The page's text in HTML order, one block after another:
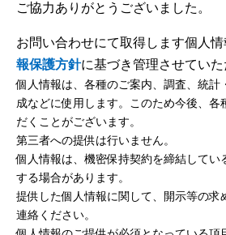
ご協力ありがとうございました。
お問い合わせにて取得します個人情
報保護方針に基づき管理させていた
個人情報は、各種のご案内、調査、統計
成などに使用します。このため今後、各
だくことがございます。
第三者への提供は行いません。
個人情報は、機密保持契約を締結してい
する場合があります。
提供した個人情報に関して、開示等の求
連絡ください。